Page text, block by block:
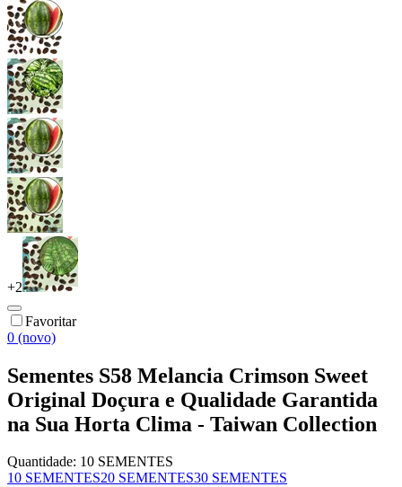
+2
Favoritar
0 (novo)
Sementes S58 Melancia Crimson Sweet
Original Doçura e Qualidade Garantida
na Sua Horta Clima - Taiwan Collection
Quantidade: 10 SEMENTES
10 SEMENTES20 SEMENTES30 SEMENTES